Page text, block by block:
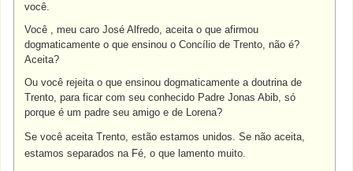
você.
Você , meu caro José Alfredo, aceita o que afirmou
dogmaticamente o que ensinou o Concílio de Trento, não é?
Aceita?
Ou você rejeita o que ensinou dogmaticamente a doutrina de
Trento, para ficar com seu conhecido Padre Jonas Abib, só
porque é um padre seu amigo e de Lorena?
Se você aceita Trento, estão estamos unidos. Se não aceita,
estamos separados na Fé, o que lamento muito.